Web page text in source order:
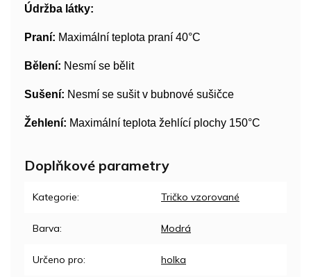
Údržba látky:
Praní: Maximální teplota praní 40°C
Bělení: Nesmí se bělit
Sušení: Nesmí se sušit v bubnové sušičce
Žehlení: Maximální teplota žehlící plochy 150°C
Doplňkové parametry
Kategorie: Tričko vzorované
Barva: Modrá
Určeno pro: holka